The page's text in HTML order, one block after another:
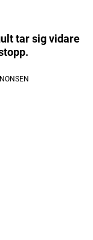
tar sig vidare